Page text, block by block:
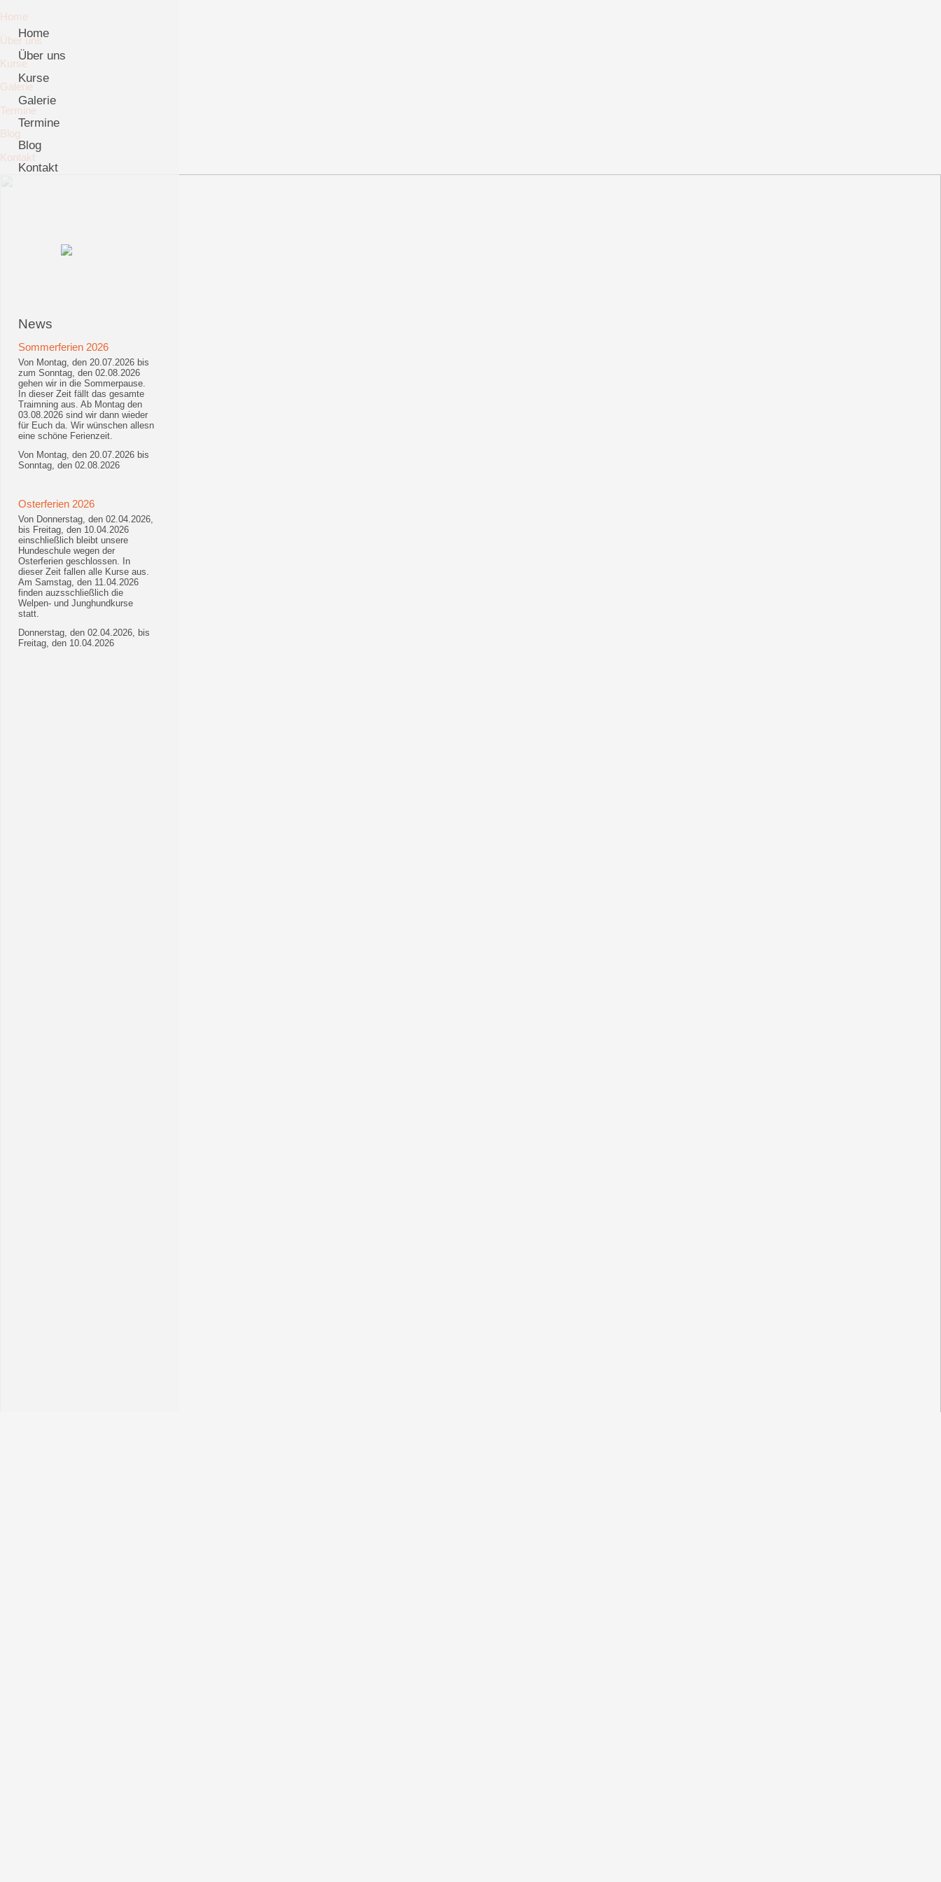
Home
Über uns
Kurse
Galerie
Termine
Blog
Kontakt
Home
Über uns
Kurse
Galerie
Termine
Blog
Kontakt
News
Sommerferien 2026
Von Montag, den 20.07.2026 bis
zum Sonntag, den 02.08.2026
gehen wir in die Sommerpause.
In dieser Zeit fällt das gesamte
Traimning aus. Ab Montag den
03.08.2026 sind wir dann wieder
für Euch da. Wir wünschen allesn
eine schöne Ferienzeit.
Von Montag, den 20.07.2026 bis
Sonntag, den 02.08.2026
Osterferien 2026
Von Donnerstag, den 02.04.2026,
bis Freitag, den 10.04.2026
einschließlich bleibt unsere
Hundeschule wegen der
Osterferien geschlossen. In
dieser Zeit fallen alle Kurse aus.
Am Samstag, den 11.04.2026
finden auzsschließlich die
Welpen- und Junghundkurse
statt.
Donnerstag, den 02.04.2026, bis
Freitag, den 10.04.2026